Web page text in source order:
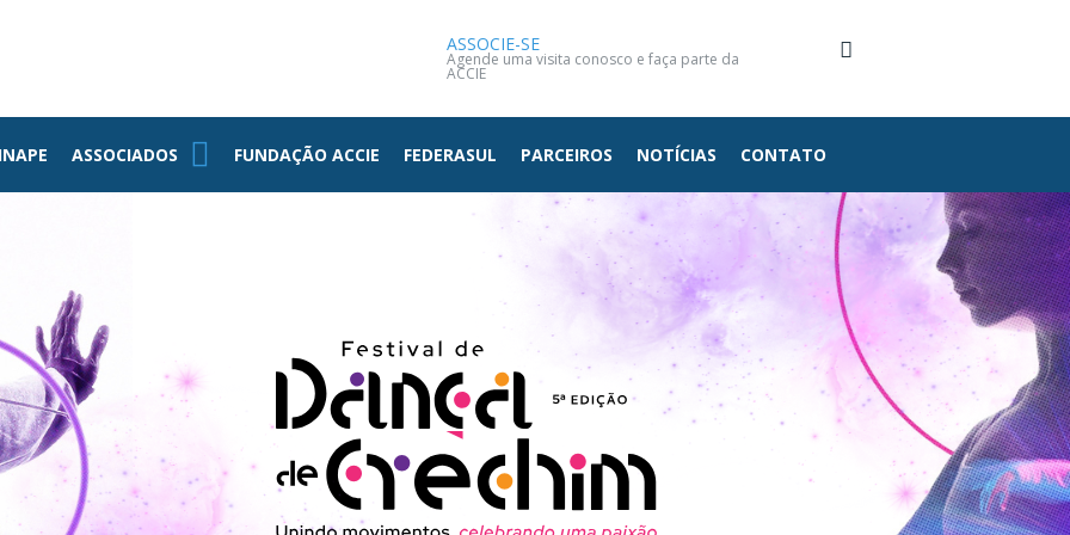
ASSOCIE-SE
Agende uma visita conosco e faça parte da
ACCIE
ASSOCIADOS FUNDAÇÃO ACCIE FEDERASUL PARCEIROS NOTÍCIAS CONTATO